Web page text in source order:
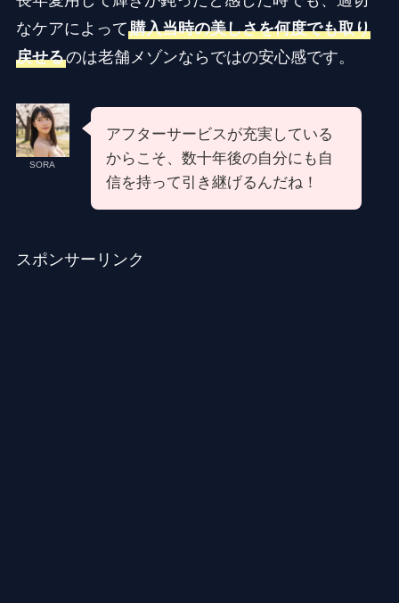
なケアによって購入当時の美しさを何度でも取り
戻せるのは老舗メゾンならではの安心感です。
SORA
アフターサービスが充実している
からこそ、数十年後の自分にも自
信を持って引き継げるんだね！
スポンサーリンク